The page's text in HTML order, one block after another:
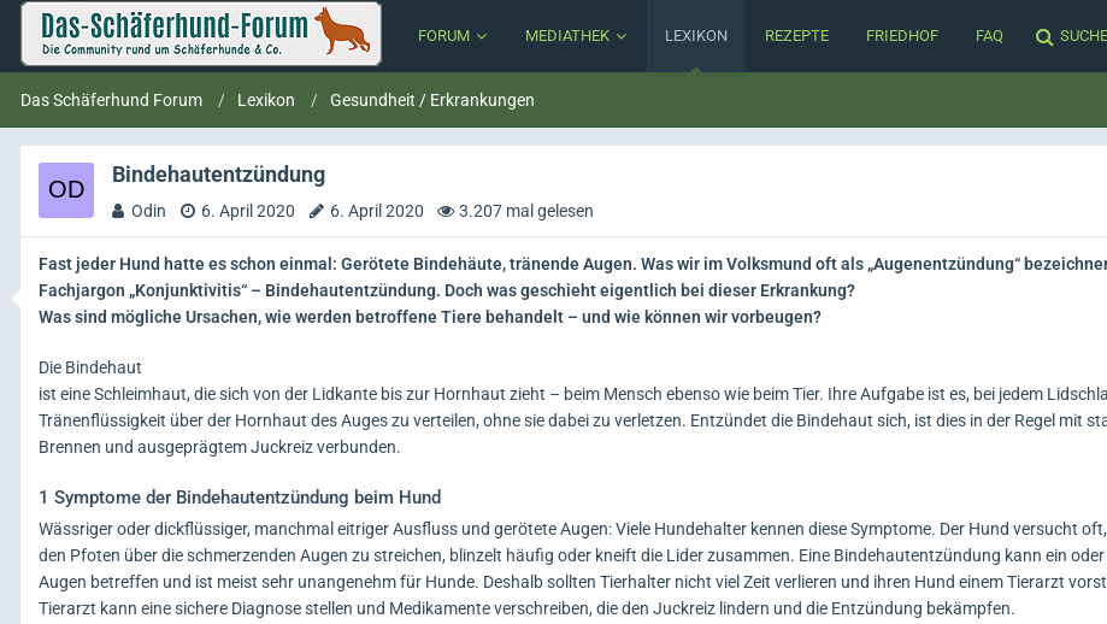
FORUM MEDIATHEK LEXIKON REZEPTE FRIEDHOF FAQ SUCHE
Das Schäferhund Forum Lexikon Gesundheit / Erkrankungen
Bindehautentzündung
Odin 6. April 2020 6. April 2020 3.207 mal gelesen
Fast jeder Hund hatte es schon einmal: Gerötete Bindehäute, tränende Augen. Was wir im Volksmund oft als „Augenentzündung“
Fachjargon „Konjunktivitis“ – Bindehautentzündung. Doch was geschieht eigentlich bei dieser Erkrankung?
Was sind mögliche Ursachen, wie werden betroffene Tiere behandelt – und wie können wir vorbeugen?
Die Bindehaut
ist eine Schleimhaut, die sich von der Lidkante bis zur Hornhaut zieht – beim Mensch ebenso wie beim Tier. Ihre Aufgabe ist es, bei jedem
Tränenflüssigkeit über der Hornhaut des Auges zu verteilen, ohne sie dabei zu verletzen. Entzündet die Bindehaut sich, ist dies in der Regel mit
Brennen und ausgeprägtem Juckreiz verbunden.
1 Symptome der Bindehautentzündung beim Hund
Wässriger oder dickflüssiger, manchmal eitriger Ausfluss und gerötete Augen: Viele Hundehalter kennen diese Symptome. Der Hund versucht
den Pfoten über die schmerzenden Augen zu streichen, blinzelt häufig oder kneift die Lider zusammen. Eine Bindehautentzündung kann ein oder
Augen betreffen und ist meist sehr unangenehm für Hunde. Deshalb sollten Tierhalter nicht viel Zeit verlieren und ihren Hund einem Tierarzt
Tierarzt kann eine sichere Diagnose stellen und Medikamente verschreiben, die den Juckreiz lindern und die Entzündung bekämpfen.